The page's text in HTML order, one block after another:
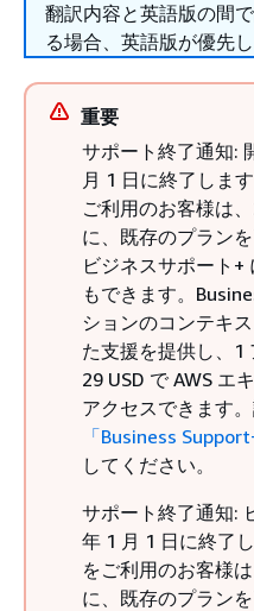
翻訳内容と英語版の間
る場合、英語版が優先し
重要
サポート終了通知:
月 1 日に終了しま
ご利用のお客様は
に、既存のプラン
ビジネスサポート+
もできます。
ションのコンテキ
た支援を提供し、1
29 USD で AWS エ
アクセスできます
「Business
してください。
サポート終了通知:
年 1 月 1 日に終了
をご利用のお客様
に、既存のプラン